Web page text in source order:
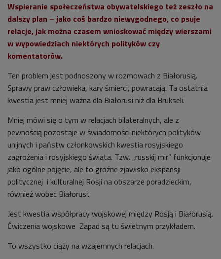
Wspieranie społeczeństwa obywatelskiego też zeszło na
dalszy plan – jako coś bardzo niewygodnego, co psuje
relacje, jak można czasem wnioskować między wierszami
w wypowiedziach niektórych polityków czy
komentatorów.
Ten problem jest podnoszony w rozmowach z Białorusią.
Sprawy praw człowieka, kary śmierci, powracają. Ta ostatnia
kwestia jest mniej ważna dla Białorusi niż dla Brukseli.
Mniej mówi się o tym w relacjach bilateralnych, ale z
pewnością pozostaje w świadomości niektórych polityków
unijnych i państw członkowskich kwestia rosyjskiego
zagrożenia i rosyjskiego świata. Tzw. „russkij mir” funkcjonuje
jako ogólne pojęcie, ale to groźne zjawisko ekspansji
politycznej i kulturalnej Rosji na obszarze poradzieckim,
również wobec Białorusi.
Jest kwestia współpracy wojskowej między Rosją i Białorusią.
Ćwiczenia wojskowe Zapad są tu świetnym przykładem.
To wszystko ciąży na wzajemnych relacjach.